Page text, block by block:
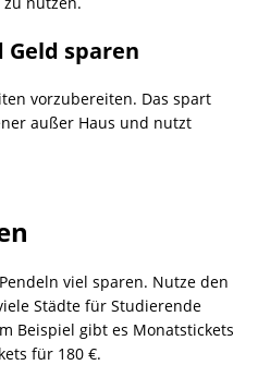
Geld sparen
vorzubereiten. Das spart
außer Haus und nutzt
viel sparen. Nutze den
Städte für Studierende
Beispiel gibt es Monatstickets
für 180 €.